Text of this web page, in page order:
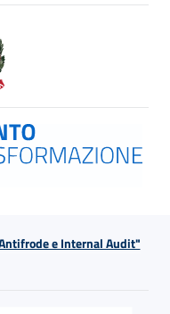
e Internal Audit"